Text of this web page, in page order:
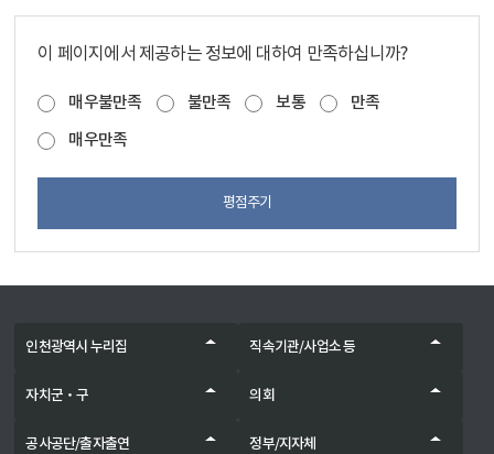
이 페이지에서 제공하는 정보에 대하여 만족하십니까?
매우불만족 불만족 보통
만족
매우만족
평점주기
인천광역시 누리집 직속기관/사업소 등
자치군‧구 의회
공사공단/출자출연 정부/지자체